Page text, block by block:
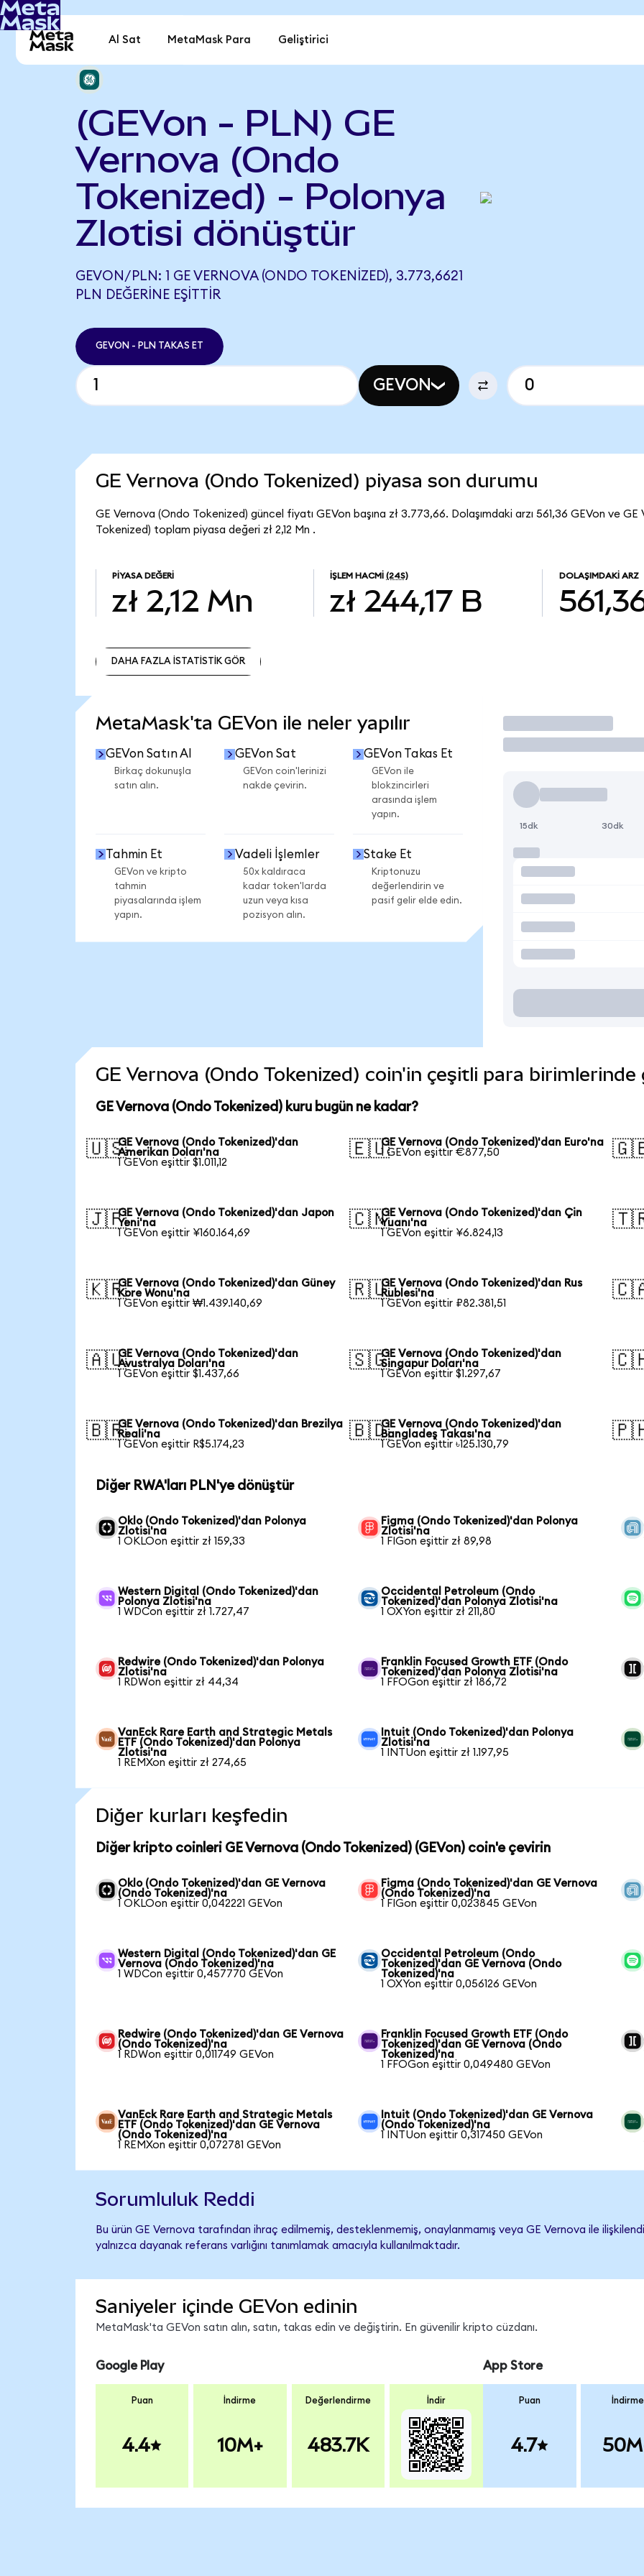
Al Sat MetaMask Para Geliştirici
(GEVon - PLN) GE
Vernova (Ondo
Tokenized) - Polonya
Zlotisi dönüştür
GEVON/PLN: 1 GE VERNOVA (ONDO TOKENIZED), 3.773,6621
PLN DEĞERINE EŞITTIR
GEVON - PLN TAKAS ET
GEVON
GE Vernova (Ondo Tokenized) piyasa son durumu
GE Vernova (Ondo Tokenized) güncel fiyatı GEVon başına zł 3.773,66. Dolaşımdaki arzı 561,36 GEVon ve GE
Tokenized) toplam piyasa değeri zł 2,12 Mn .
PIYASA DEĞERI
zł 2,12 Mn
İŞLEM HACMI (24S)
zł 244,17 B
DOLAŞIMDAKI ARZ
DAHA FAZLA İSTATİSTİK GÖR
MetaMask'ta GEVon ile neler yapılır
GEVon Satın Al
Birkaç dokunuşla
satın alın.
GEVon Sat
GEVon coin'lerinizi
nakde çevirin.
GEVon Takas Et
GEVon ile
blokzincirleri
arasında işlem
yapın.
Tahmin Et
GEVon ve kripto
tahmin
piyasalarında işlem
yapın.
Vadeli İşlemler
50x kaldıraca
kadar token'larda
uzun veya kısa
pozisyon alın.
Stake Et
Kriptonuzu
değerlendirin ve
pasif gelir elde edin.
İşlem Yap
15dk 30dk
GE Vernova (Ondo Tokenized) coin'in çeşitli para
GE Vernova (Ondo Tokenized) kuru bugün ne kadar?
🇺🇸GE Vernova (Ondo Tokenized)'dan
Amerikan Doları'na
1 GEVon eşittir $1.011,12
🇪🇺GE Vernova (Ondo Tokenized)'dan Euro'na
1 GEVon eşittir €877,50
🇯🇵GE Vernova (Ondo Tokenized)'dan Japon
Yeni'na
1 GEVon eşittir ¥160.164,69
🇨🇳GE Vernova (Ondo Tokenized)'dan Çin
Yuanı'na
1 GEVon eşittir ¥6.824,13
🇰🇷GE Vernova (Ondo Tokenized)'dan Güney
Kore Wonu'na
1 GEVon eşittir ₩1.439.140,69
🇷🇺GE Vernova (Ondo Tokenized)'dan Rus
Rublesi'na
1 GEVon eşittir ₽82.381,51
🇦🇺GE Vernova (Ondo Tokenized)'dan
Avustralya Doları'na
1 GEVon eşittir $1.437,66
🇸🇬GE Vernova (Ondo Tokenized)'dan
Singapur Doları'na
1 GEVon eşittir $1.297,67
🇧🇷GE Vernova (Ondo Tokenized)'dan Brezilya
Reali'na
1 GEVon eşittir R$5.174,23
🇧🇩GE Vernova (Ondo Tokenized)'dan
Bangladeş Takası'na
1 GEVon eşittir ৳125.130,79
Diğer RWA'ları PLN'ye dönüştür
Oklo (Ondo Tokenized)'dan Polonya
Zlotisi'na
1 OKLOon eşittir zł 159,33
Figma (Ondo Tokenized)'dan Polonya
Zlotisi'na
1 FIGon eşittir zł 89,98
Western Digital (Ondo Tokenized)'dan
Polonya Zlotisi'na
1 WDCon eşittir zł 1.727,47
Occidental Petroleum (Ondo
Tokenized)'dan Polonya Zlotisi'na
1 OXYon eşittir zł 211,80
Redwire (Ondo Tokenized)'dan Polonya
Zlotisi'na
1 RDWon eşittir zł 44,34
Franklin Focused Growth ETF (Ondo
Tokenized)'dan Polonya Zlotisi'na
1 FFOGon eşittir zł 186,72
VanEck Rare Earth and Strategic Metals
ETF (Ondo Tokenized)'dan Polonya
Zlotisi'na
1 REMXon eşittir zł 274,65
Intuit (Ondo Tokenized)'dan Polonya
Zlotisi'na
1 INTUon eşittir zł 1.197,95
Diğer kurları keşfedin
Diğer kripto coinleri GE Vernova (Ondo Tokenized) (GEVon) coin'e çevirin
Oklo (Ondo Tokenized)'dan GE Vernova
(Ondo Tokenized)'na
1 OKLOon eşittir 0,042221 GEVon
Figma (Ondo Tokenized)'dan GE Vernova
(Ondo Tokenized)'na
1 FIGon eşittir 0,023845 GEVon
Western Digital (Ondo Tokenized)'dan GE
Vernova (Ondo Tokenized)'na
1 WDCon eşittir 0,457770 GEVon
Occidental Petroleum (Ondo
Tokenized)'dan GE Vernova (Ondo
Tokenized)'na
1 OXYon eşittir 0,056126 GEVon
Redwire (Ondo Tokenized)'dan GE Vernova
(Ondo Tokenized)'na
1 RDWon eşittir 0,011749 GEVon
Franklin Focused Growth ETF (Ondo
Tokenized)'dan GE Vernova (Ondo
Tokenized)'na
1 FFOGon eşittir 0,049480 GEVon
VanEck Rare Earth and Strategic Metals
ETF (Ondo Tokenized)'dan GE Vernova
(Ondo Tokenized)'na
1 REMXon eşittir 0,072781 GEVon
Intuit (Ondo Tokenized)'dan GE Vernova
(Ondo Tokenized)'na
1 INTUon eşittir 0,317450 GEVon
Sorumluluk Reddi
Bu ürün GE Vernova tarafından ihraç edilmemiş, desteklenmemiş, onaylanmamış veya GE Vernova ile
yalnızca dayanak referans varlığını tanımlamak amacıyla kullanılmaktadır.
Saniyeler içinde GEVon edinin
MetaMask'ta GEVon satın alın, satın, takas edin ve değiştirin. En güvenilir kripto cüzdanı.
Google Play
Puan
4.4
İndirme
10M+
Değerlendirme
483.7K
İndir
App Store
Puan
4.7
İndirme